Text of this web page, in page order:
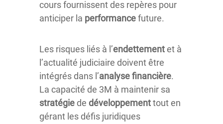
cours fournissent des repères pour
anticiper la performancefuture.
Les risques liés à l’endettementet à
l’actualité judiciaire doivent être
intégrés dans l’analyse financière.
La capacité de 3M à maintenir sa
stratégie de développementtout en
gérant les défis juridiques